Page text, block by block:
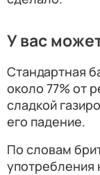
У вас
Стандартная
около 77% от
сладкой
его падение.
По словам
употребления